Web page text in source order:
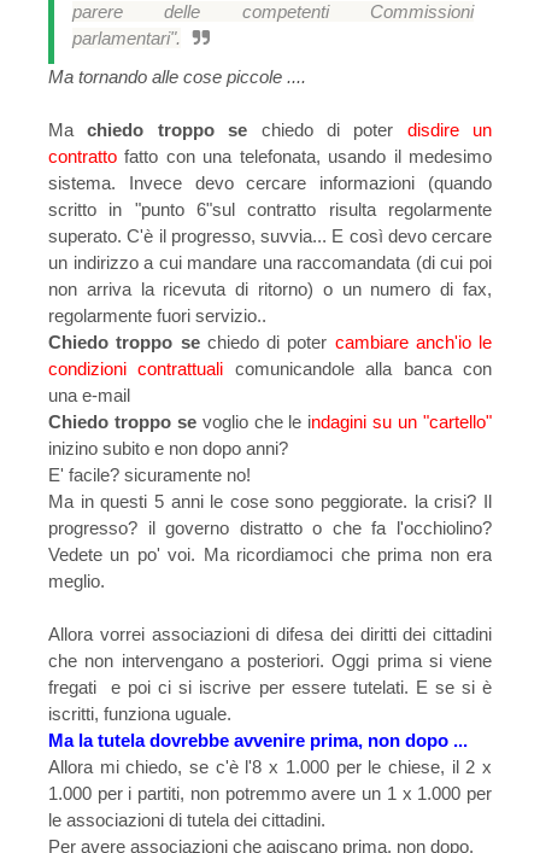
parere delle competenti Commissioni
parlamentari".
Ma tornando alle cose piccole ....
Machiedo troppo se chiedo di poter disdire un
contratto fatto con una telefonata, usando il medesimo
sistema. Invece devo cercare informazioni (quando
scritto in "punto 6"sul contratto risulta regolarmente
superato. C'è il progresso, suvvia... E così devo cercare
un indirizzo a cui mandare una raccomandata (di cui poi
non arriva la ricevuta di ritorno) o un numero di fax,
regolarmente fuori servizio..
Chiedo troppo sechiedo di poter cambiare anch'io le
condizioni contrattuali comunicandole alla banca con
una e-mail
Chiedo troppo se voglio che le indagini su un "cartello"
inizino subito e non dopo anni?
E' facile? sicuramente no!
Ma in questi 5 anni le cose sono peggiorate. la crisi? Il
progresso? il governo distratto o che fa l'occhiolino?
Vedete un po' voi. Ma ricordiamoci che prima non era
meglio.
Allora vorrei associazioni di difesa dei diritti dei cittadini
che non intervengano a posteriori. Oggi prima si viene
fregati e poi ci si iscrive per essere tutelati. E se si è
iscritti, funziona uguale.
Ma la tutela dovrebbe avvenire prima, non dopo ...
Allora mi chiedo, se c'è l'8 x 1.000 per le chiese, il 2 x
1.000 per i partiti, non potremmo avere un 1 x 1.000 per
le associazioni di tutela dei cittadini.
Per avere associazioni che agiscano prima, non dopo.